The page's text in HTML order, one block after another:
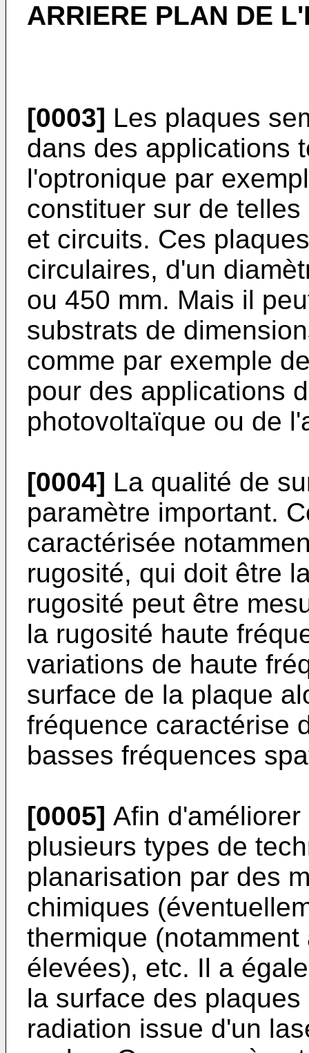
ARRIERE PLAN DE
[0003] Les plaques
dans des applications
l'optronique par
constituer sur de
et circuits. Ces
circulaires, d'un
ou 450 mm. Mais il
substrats de
comme par exemple
pour des applications
photovoltaïque ou de
[0004] La qualité de
paramètre important.
caractérisée
rugosité, qui doit être
rugosité peut être
la rugosité haute
variations de haute
surface de la plaque
fréquence caractérise
basses fréquences
[0005] Afin
plusieurs types de
planarisation par des
chimiques
thermique
élevées), etc. Il a
la surface des
radiation issue d'un